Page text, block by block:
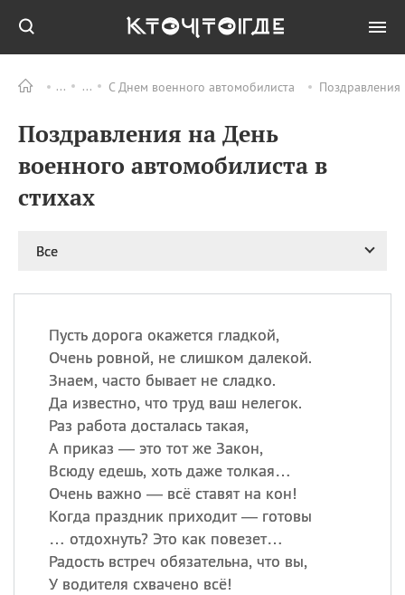
С Днем военного автомобилиста Поздравления
Поздравления на День
военного автомобилиста в
стихах
Все
Пусть дорога окажется гладкой,
Очень ровной, не слишком далекой.
Знаем, часто бывает не сладко.
Да известно, что труд ваш нелегок.
Раз работа досталась такая,
А приказ — это тот же Закон,
Всюду едешь, хоть даже толкая…
Очень важно — всё ставят на кон!
Когда праздник приходит — готовы
… отдохнуть? Это как повезет…
Радость встреч обязательна, что вы,
У водителя схвачено всё!
ПРАЗДНИКИ Все
06.08
Преображение
Господне у западных
христиан
07.08 День ассирийских
07.08 Национальный день
маяка
07.08
Годовщина битвы при
Бояка
Сегодня празднуют именины
Анатолий, Афанасий,
,Еще